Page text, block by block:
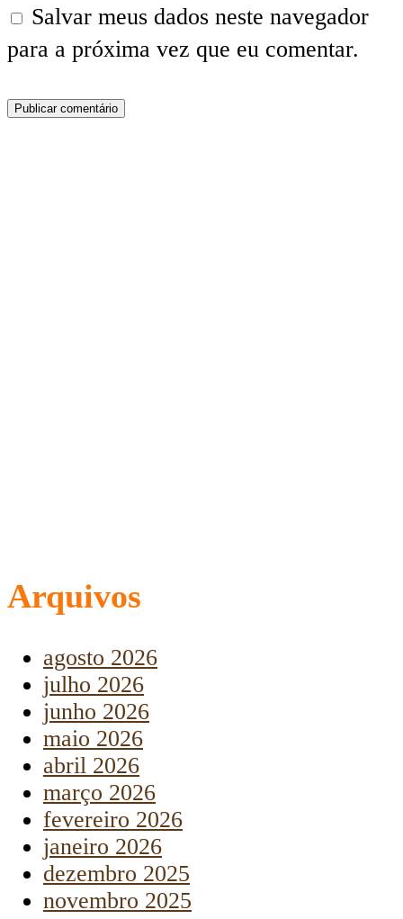
Salvar meus dados neste navegador
para a próxima vez que eu comentar.
Arquivos
agosto 2026
julho 2026
junho 2026
maio 2026
abril 2026
março 2026
fevereiro 2026
janeiro 2026
dezembro 2025
novembro 2025